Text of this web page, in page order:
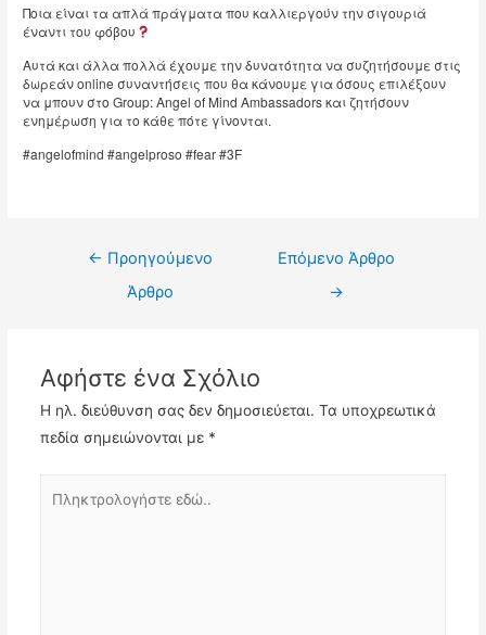
Ποια είναι τα απλά πράγματα που καλλιεργούν την σιγουριά
έναντι του φόβου
Αυτά και άλλα πολλά έχουμε την δυνατότητα να συζητήσουμε στις
δωρεάν online συναντήσεις που θα κάνουμε για όσους επιλέξουν
να μπουν στο Group: Angel of Mind Ambassadors και ζητήσουν
ενημέρωση για το κάθε πότε γίνονται.
#angelofmind #angelproso #fear #3F
Πλοήγηση
άρθρων
← Προηγούμενο
Άρθρο
Επόμενο Άρθρο
→
Αφήστε ένα Σχόλιο
Η ηλ. διεύθυνση σας δεν δημοσιεύεται. Τα υποχρεωτικά
πεδία σημειώνονται με *